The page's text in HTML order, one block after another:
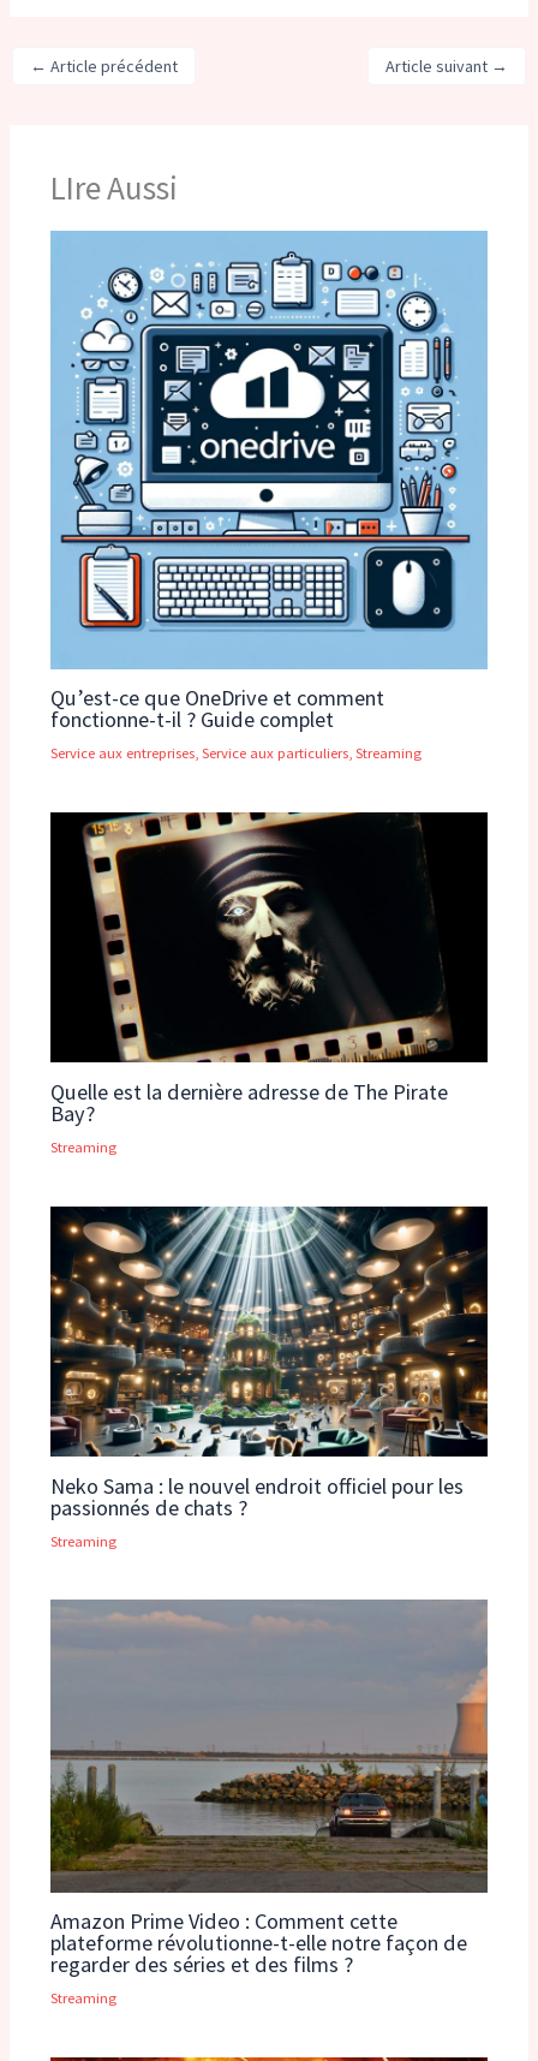
← Article précédent Article suivant →
LIre Aussi
Qu’est-ce que OneDrive et comment
fonctionne-t-il ? Guide complet
Service aux entreprises,Service aux particuliers,Streaming
Quelle est la dernière adresse de The Pirate
Bay?
Streaming
Neko Sama : le nouvel endroit officiel pour les
passionnés de chats ?
Streaming
Amazon Prime Video : Comment cette
plateforme révolutionne-t-elle notre façon de
regarder des séries et des films ?
Streaming